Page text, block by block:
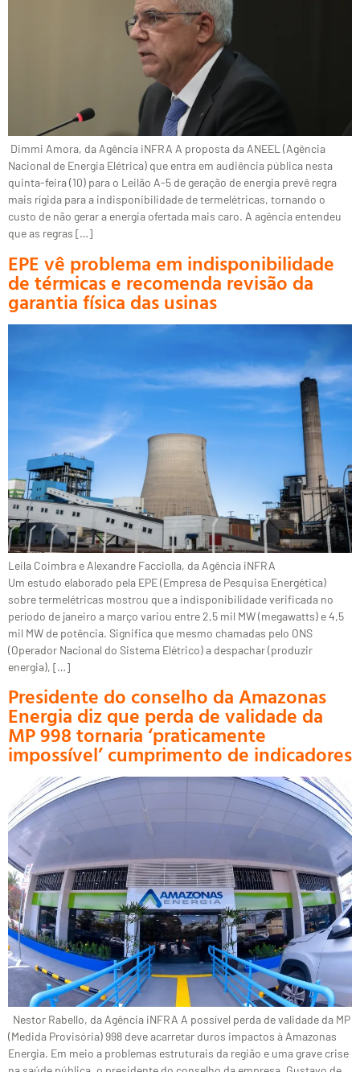
Dimmi Amora, da Agência iNFRA A proposta da ANEEL (Agência
Nacional de Energia Elétrica) que entra em audiência pública nesta
quinta-feira (10) para o Leilão A-5 de geração de energia prevê regra
mais rígida para a indisponibilidade de termelétricas, tornando o
custo de não gerar a energia ofertada mais caro. A agência entendeu
que as regras […]
EPE vê problema em indisponibilidade
de térmicas e recomenda revisão da
garantia física das usinas
Leila Coimbra e Alexandre Facciolla, da Agência iNFRA
Um estudo elaborado pela EPE (Empresa de Pesquisa Energética)
sobre termelétricas mostrou que a indisponibilidade verificada no
período de janeiro a março variou entre 2,5 mil MW (megawatts) e 4,5
mil MW de potência. Significa que mesmo chamadas pelo ONS
(Operador Nacional do Sistema Elétrico) a despachar (produzir
energia), […]
Presidente do conselho da Amazonas
Energia diz que perda de validade da
MP 998 tornaria ‘praticamente
impossível’ cumprimento de indicadores
Nestor Rabello, da Agência iNFRA A possível perda de validade da MP
(Medida Provisória) 998 deve acarretar duros impactos à Amazonas
Energia. Em meio a problemas estruturais da região e uma grave crise